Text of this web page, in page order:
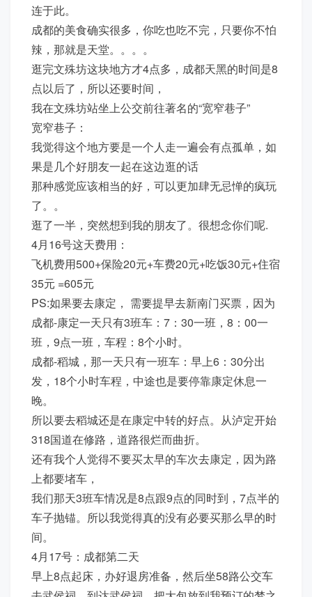
连于此。
成都的美食确实很多，你吃也吃不完，只要你不怕
辣，那就是天堂。。。。
逛完文殊坊这块地方才4点多，成都天黑的时间是8
点以后了，所以还要时间，
我在文殊坊站坐上公交前往著名的“宽窄巷子”
宽窄巷子：
我觉得这个地方要是一个人走一遍会有点孤单，如
果是几个好朋友一起在这边逛的话
那种感觉应该相当的好，可以更加肆无忌惮的疯玩
了。。
逛了一半，突然想到我的朋友了。很想念你们呢.
4月16号这天费用：
飞机费用500+保险20元+车费20元+吃饭30元+住宿
35元 =605元
PS:如果要去康定， 需要提早去新南门买票，因为
成都-康定一天只有3班车：7：30一班，8：00一
班，9点一班，车程：8个小时。
成都-稻城，那一天只有一班车：早上6：30分出
发，18个小时车程，中途也是要停靠康定休息一
晚。
所以要去稻城还是在康定中转的好点。从泸定开始
318国道在修路，道路很烂而曲折。
还有我个人觉得不要买太早的车次去康定，因为路
上都要堵车，
我们那天3班车情况是8点跟9点的同时到，7点半的
车子抛锚。所以我觉得真的没有必要买那么早的时
间。
4月17号：成都第二天
早上8点起床，办好退房准备，然后坐58路公交车